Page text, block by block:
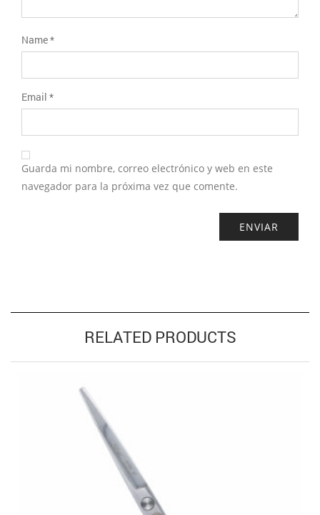
Name*
Email *
Guarda mi nombre, correo electrónico y web en este
navegador para la próxima vez que comente.
RELATED PRODUCTS